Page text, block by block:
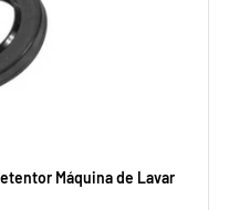
Máquina de Lavar